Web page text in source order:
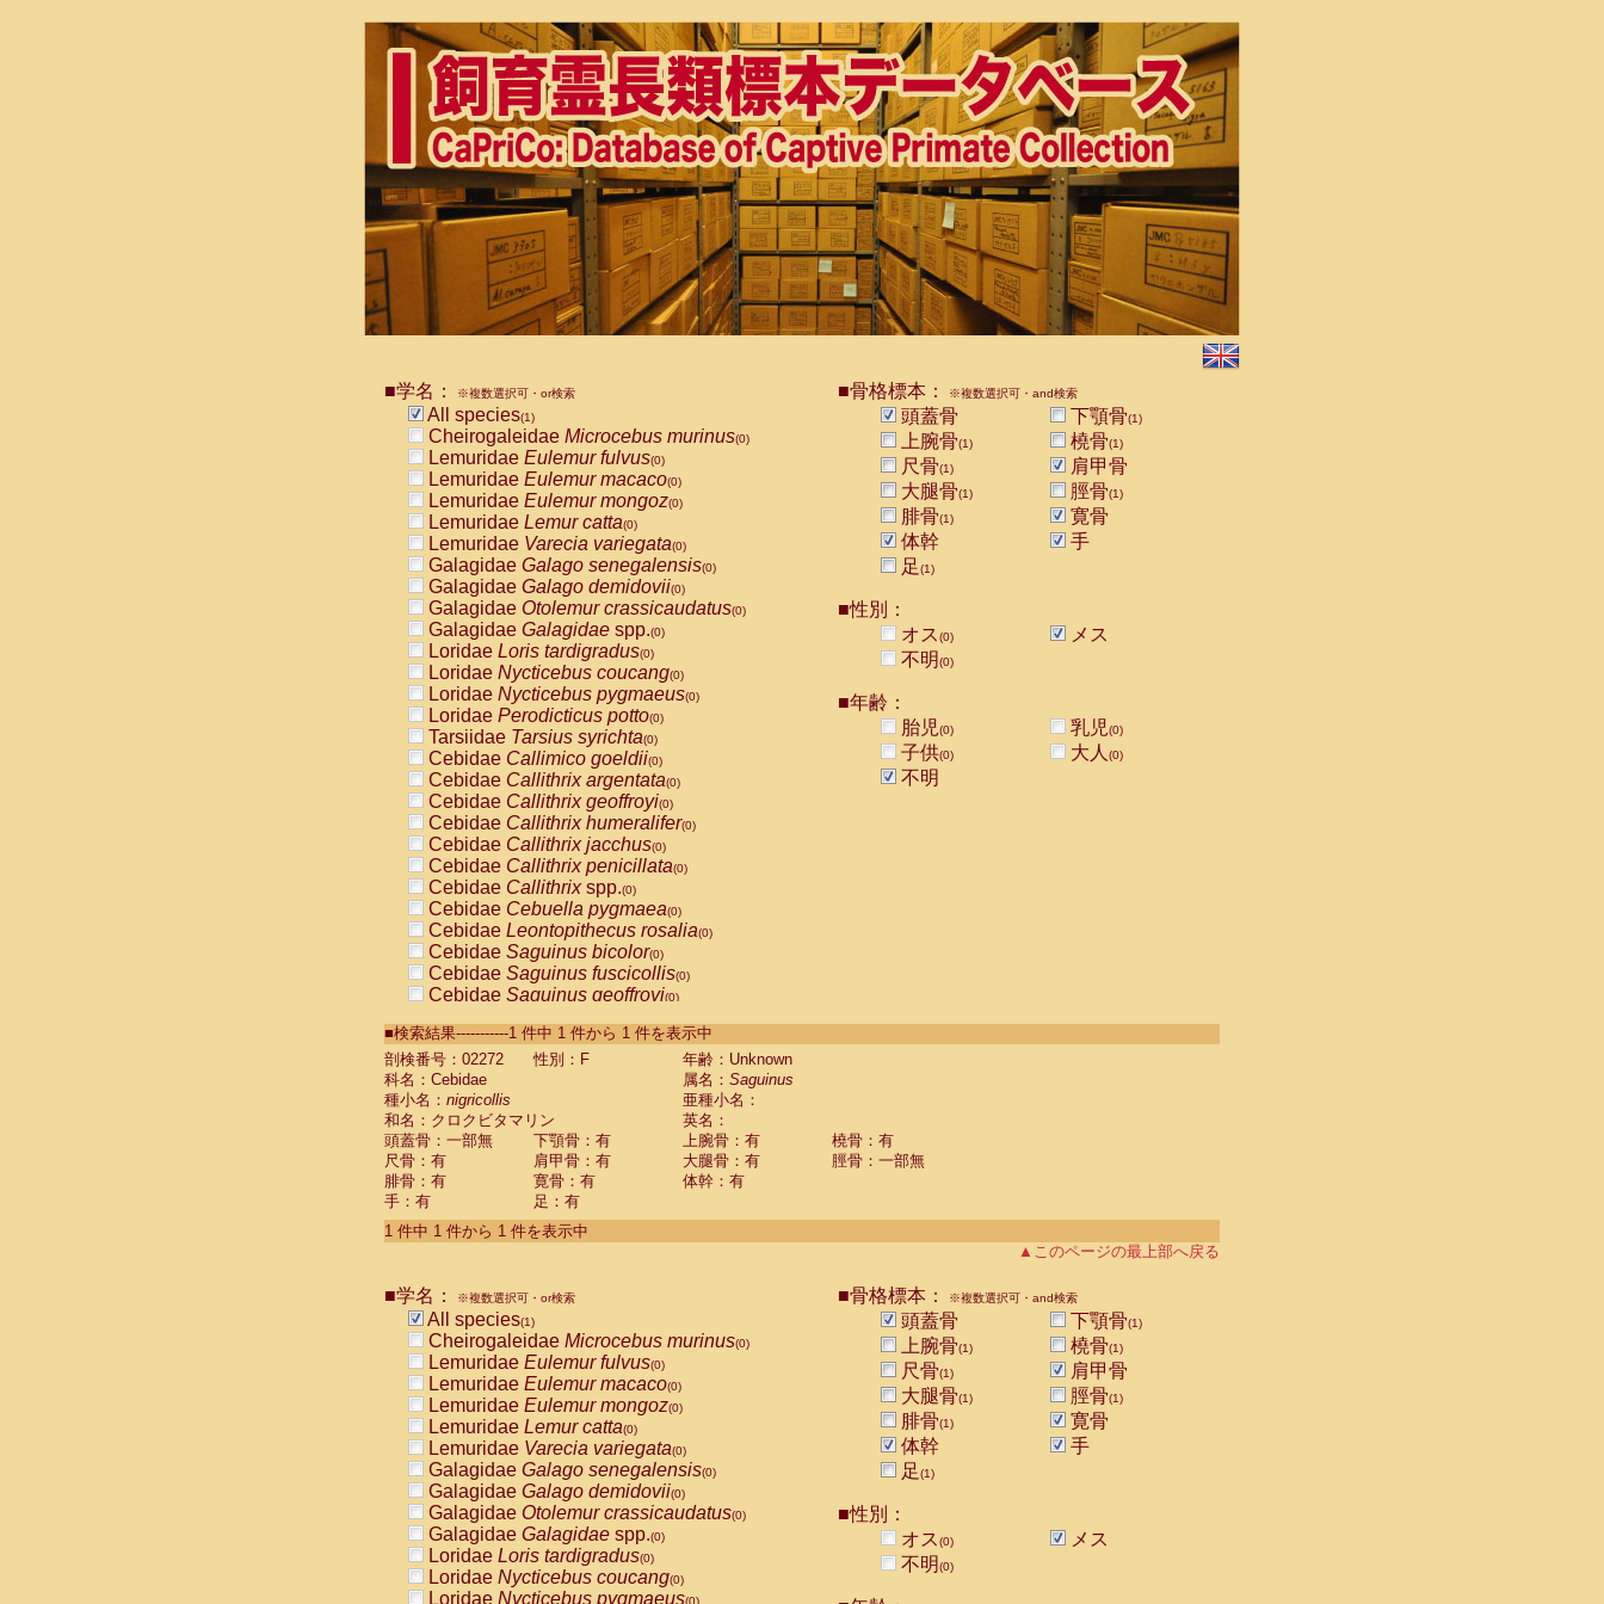
■学名： ※複数選択可・or検索
All species(1)
Cheirogaleidae Microcebus murinus(0)
Lemuridae Eulemur fulvus(0)
Lemuridae Eulemur macaco(0)
Lemuridae Eulemur mongoz(0)
Lemuridae Lemur catta(0)
Lemuridae Varecia variegata(0)
Galagidae Galago senegalensis(0)
Galagidae Galago demidovii(0)
Galagidae Otolemur crassicaudatus(0)
Galagidae Galagidae spp.(0)
Loridae Loris tardigradus(0)
Loridae Nycticebus coucang(0)
Loridae Nycticebus pygmaeus(0)
Loridae Perodicticus potto(0)
Tarsiidae Tarsius syrichta(0)
Cebidae Callimico goeldii(0)
Cebidae Callithrix argentata(0)
Cebidae Callithrix geoffroyi(0)
Cebidae Callithrix humeralifer(0)
Cebidae Callithrix jacchus(0)
Cebidae Callithrix penicillata(0)
Cebidae Callithrixspp.(0)
Cebidae Cebuella pygmaea(0)
Cebidae Leontopithecus rosalia(0)
Cebidae Saguinus bicolor(0)
Cebidae Saguinus fuscicollis(0)
Cebidae Saguinus geoffroyi(0)
CebidaeSaguinus labiatus(0)
Cebidae Saguinus leucopus (0)
Cebidae
CebidaeSaguinus mystax
CebidaeSaguinus nigricollis (1)
Cebidae Saguinus oedipus
Cebidae Saguinus weddelli
Cebidae Saguinusspp.
Cebidae Aotus trivirgatus
Cebidae Cebus albifrons
CebidaeCebus nigrivittatus
CebidaeCebus
CebidaeSaimiri boliviensis(0)
CebidaeSaimiri sciureus(0)
AtelidaeAlouatta caraya(0)
AtelidaeAlouatta fusca(0)
AtelidaeAlouatta seniculus
AtelidaeAlouattaspp.(0)
AtelidaeAteles belzebuth(0)
AtelidaeAteles geoffroyi(0)
AtelidaeAteles paniscus(0)
AtelidaeAtelesspp.(0)
Atelidae Lagothrix lagothricha
AtelidaeLagothrix lagothricha cana
PitheciidaeCacajao calvus rubicundus
■骨格標本： ※複数選択可・and検索
頭蓋骨 下顎骨(1)
上腕骨(1) 橈骨(1)
尺骨(1)
肩甲骨
大腿骨(1) 脛骨(1)
腓骨(1)
寛骨
体幹
手
足(1)
■性別：
オス(0)
メス
不明(0)
■年齢：
胎児(0) 乳児(0)
子供(0) 大人 (0)
不明
■検索結果-----------1 件中 1 件から 1 件を表示中
剖検番号：02272
性別：F
年齢：Unknown
科名：Cebidae
属名： Saguinus
種小名： nigricollis
亜種小名：
和名：クロクビタマリン
英名：
頭蓋骨：一部無
下顎骨：有 上腕骨：有
橈骨：有
尺骨：有
肩甲骨：有 大腿骨：有
脛骨：一部無
腓骨：有
寛骨：有
体幹：有
手：有
足：有
1 件中 1 件から 1 件を表示中
▲このページの最上部へ戻る
■学名： ※複数選択可・or検索
All species(1)
Cheirogaleidae Microcebus murinus(0)
Lemuridae Eulemur fulvus(0)
Lemuridae Eulemur macaco(0)
Lemuridae Eulemur mongoz(0)
Lemuridae Lemur catta(0)
Lemuridae Varecia variegata(0)
Galagidae Galago senegalensis(0)
Galagidae Galago demidovii(0)
Galagidae Otolemur crassicaudatus(0)
Galagidae Galagidae spp.(0)
Loridae Loris tardigradus(0)
Loridae Nycticebus coucang(0)
Loridae Nycticebus pygmaeus(0)
■骨格標本： ※複数選択可・and検索
頭蓋骨 下顎骨(1)
上腕骨(1) 橈骨(1)
尺骨(1)
肩甲骨
大腿骨(1) 脛骨(1)
腓骨(1)
寛骨
体幹
手
足(1)
■性別：
オス(0)
メス
不明(0)